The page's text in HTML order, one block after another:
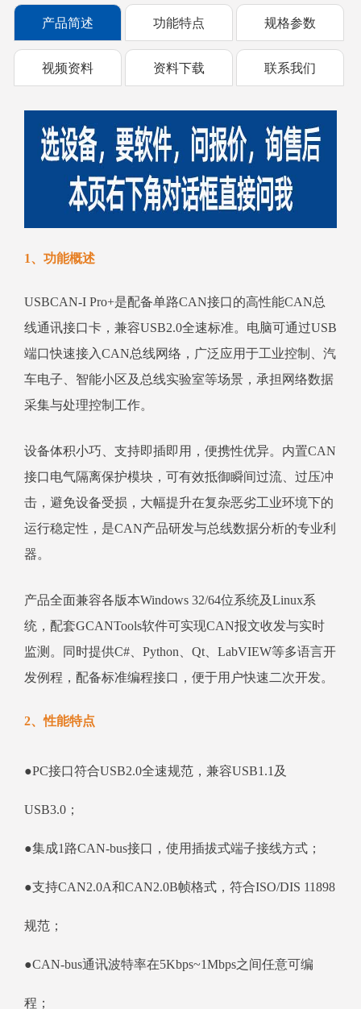
产品简述 功能特点 规格参数
视频资料 资料下载 联系我们
1、功能概述
USBCAN-I Pro+是配备单路CAN接口的高性能CAN总
线通讯接口卡，兼容USB2.0全速标准。电脑可通过USB
端口快速接入CAN总线网络，广泛应用于工业控制、汽
车电子、智能小区及总线实验室等场景，承担网络数据
采集与处理控制工作。
设备体积小巧、支持即插即用，便携性优异。内置CAN
接口电气隔离保护模块，可有效抵御瞬间过流、过压冲
击，避免设备受损，大幅提升在复杂恶劣工业环境下的
运行稳定性，是CAN产品研发与总线数据分析的专业利
器。
产品全面兼容各版本Windows 32/64位系统及Linux系
统，配套GCANTools软件可实现CAN报文收发与实时
监测。同时提供C#、Python、Qt、LabVIEW等多语言开
发例程，配备标准编程接口，便于用户快速二次开发。
2、性能特点
●PC接口符合USB2.0全速规范，兼容USB1.1及
USB3.0；
●集成1路CAN-bus接口，使用插拔式端子接线方式；
●支持CAN2.0A和CAN2.0B帧格式，符合ISO/DIS 11898
规范；
●CAN-bus通讯波特率在5Kbps~1Mbps之间任意可编
程；